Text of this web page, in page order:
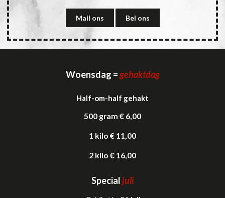
Mail ons Bel ons
Woensdag =gehaktdag
Half-om-half gehakt
500 gram € 6,00
1 kilo € 11,00
2 kilo € 16,00
Specialjuli